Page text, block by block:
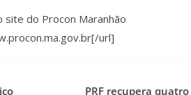
do Procon Maranhão
url]
PRF recupera